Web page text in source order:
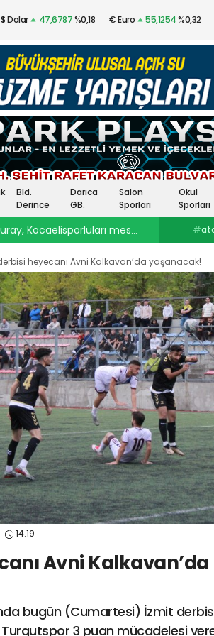
$ Dolar 47,6787%0,18 € Euro 55,1254%0,32
Bld.
Derince
Darıca
GB.
Salon
Sporları
Okul
Sporları
Kocaelisporluları mest etti Onurcan
#ata yetişken #buz sporlarıkocaelispor
haberleri
#göztepekocaelispor
selçuk inankağıtspor
ercinkocaelispor
#hodri meydanFurkan
Akar
#Ata YetişkenKocaelispor
#Smolcic #Kocaelispor haberleri
#
#
heyecanı Avni Kalkavan’da yaşanacak!
14:19
Avni Kalkavan’da
bugün (Cumartesi) İzmit
3 puan mücadelesi